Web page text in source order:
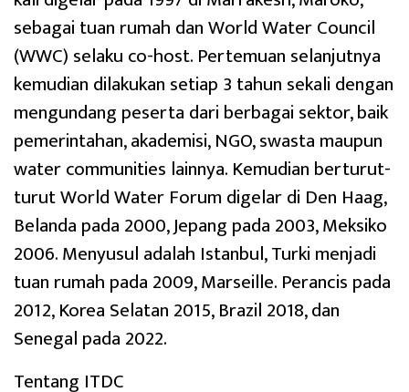
sebagai tuan rumah dan World Water Council
(WWC) selaku co-host. Pertemuan selanjutnya
kemudian dilakukan setiap 3 tahun sekali dengan
mengundang peserta dari berbagai sektor, baik
pemerintahan, akademisi, NGO, swasta maupun
water communities lainnya. Kemudian berturut-
turut World Water Forum digelar di Den Haag,
Belanda pada 2000, Jepang pada 2003, Meksiko
2006. Menyusul adalah Istanbul, Turki menjadi
tuan rumah pada 2009, Marseille. Perancis pada
2012, Korea Selatan 2015, Brazil 2018, dan
Senegal pada 2022.
Tentang ITDC